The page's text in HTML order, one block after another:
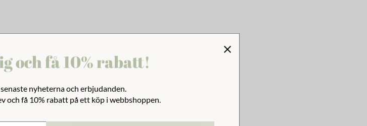
och få 10% rabatt!
nyheterna och erbjudanden.
och få 10% rabatt på ett köp i webbshoppen.